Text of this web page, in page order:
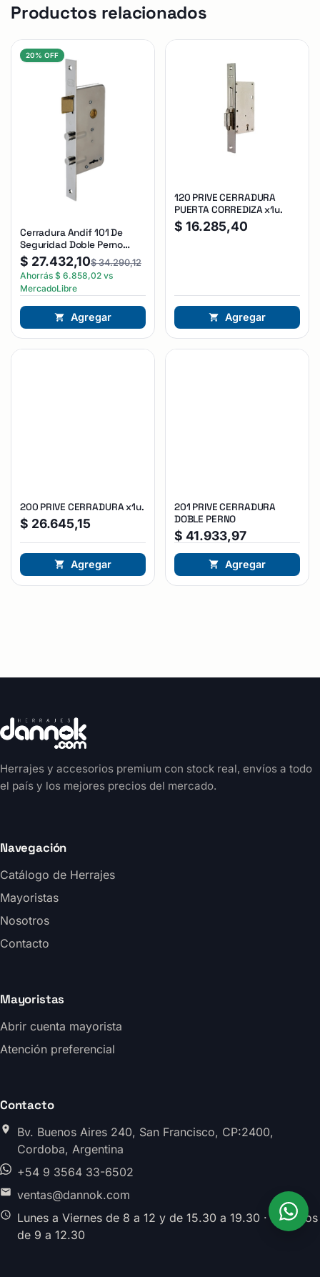
Productos relacionados
20% OFF
Cerradura Andif 101 De
Seguridad Doble Perno
Reforzada Plateado
$ 27.432,10$34.290,12
Ahorrás $ 6.858,02 vs
MercadoLibre
Agregar
120 PRIVE CERRADURA
PUERTA CORREDIZA x1u.
$ 16.285,40
Agregar
200 PRIVE CERRADURA x1u.
$ 26.645,15
Agregar
201 PRIVE CERRADURA
DOBLE PERNO
$ 41.933,97
Agregar
Herrajes y accesorios premium con stock real, envíos a todo
el país y los mejores precios del mercado.
Navegación
Catálogo de Herrajes
Mayoristas
Nosotros
Contacto
Mayoristas
Abrir cuenta mayorista
Atención preferencial
Contacto
Bv. Buenos Aires 240, San Francisco, CP:2400,
Cordoba, Argentina
+54 9 3564 33-6502
ventas@dannok.com
Lunes a Viernes de 8 a 12 y de 15.30 a 19.30 · Sabados
de 9 a 12.30